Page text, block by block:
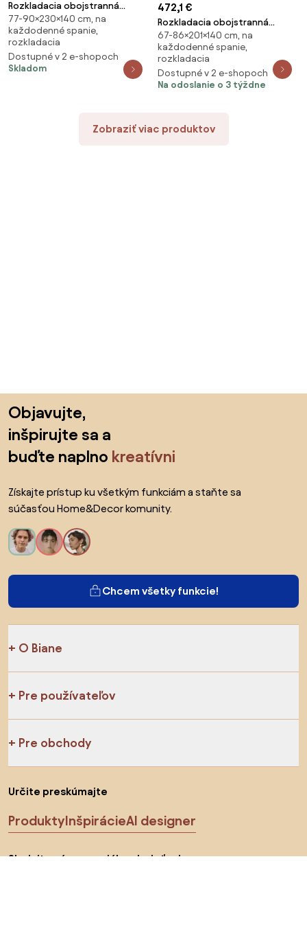
Rozkladacia obojstranná
sedacia súprava do L SILVIANO
230x140 cm, sivá
77-90×230×140 cm, na
každodenné spanie,
rozkladacia
Dostupné v 2 e-shopoch
Skladom
472,1 €
Rozkladacia obojstranná
sedacia súprava do L TAVERO
SLIM 201x140 cm, tmavomodrá
67-86×201×140 cm, na
každodenné spanie,
rozkladacia
Dostupné v 2 e-shopoch
Na odoslanie o 3 týždne
Zobraziť viac produktov
Objavujte,
inšpirujte sa a
buďte naplno kreatívni
Získajte prístup ku všetkým funkciám a staňte sa
súčasťou Home&Decor komunity.
Chcem všetky funkcie!
O Biane
Pre používateľov
Pre obchody
Určite preskúmajte
ProduktyInšpirácieAI designer
Sledujte nás na sociálnych sieťach